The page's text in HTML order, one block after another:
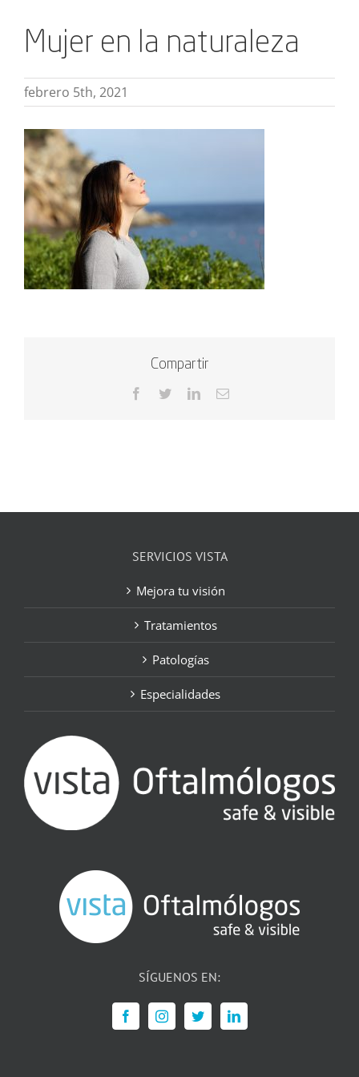
Mujer en la naturaleza
febrero 5th, 2021
Compartir
Facebook
TwitterLinkedInCorreo
SERVICIOS VISTA
Mejora tu visión
Tratamientos
Patologías
Especialidades
SÍGUENOS EN: